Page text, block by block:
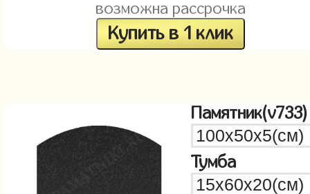
возможна рассрочка
Купить в 1 клик
Памятник(v733)
Тумба